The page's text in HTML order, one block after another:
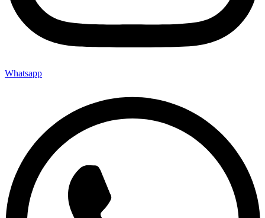
Whatsapp